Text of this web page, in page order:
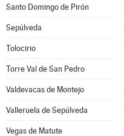
Santo Domingo de Pirón
Sepúlveda
Tolocirio
Torre Val de San Pedro
Valdevacas de Montejo
Valleruela de Sepúlveda
Vegas de Matute